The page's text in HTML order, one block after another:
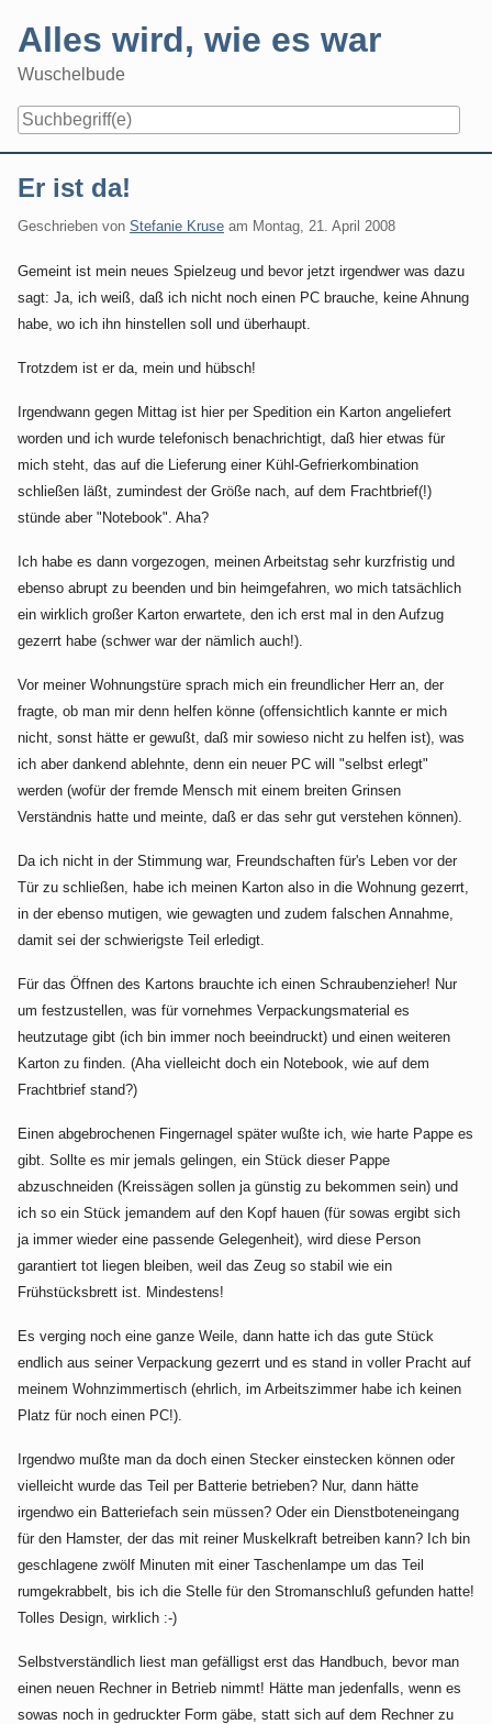
content
Alles wird, wie es war
Wuschelbude
Er ist da!
Geschrieben von Stefanie Kruse am Montag, 21. April 2008
Gemeint ist mein neues Spielzeug und bevor jetzt irgendwer was dazu
sagt: Ja, ich weiß, daß ich nicht noch einen PC brauche, keine Ahnung
habe, wo ich ihn hinstellen soll und überhaupt.
Trotzdem ist er da, mein und hübsch!
Irgendwann gegen Mittag ist hier per Spedition ein Karton angeliefert
worden und ich wurde telefonisch benachrichtigt, daß hier etwas für
mich steht, das auf die Lieferung einer Kühl-Gefrierkombination
schließen läßt, zumindest der Größe nach, auf dem Frachtbrief(!)
stünde aber "Notebook". Aha?
Ich habe es dann vorgezogen, meinen Arbeitstag sehr kurzfristig und
ebenso abrupt zu beenden und bin heimgefahren, wo mich tatsächlich
ein wirklich großer Karton erwartete, den ich erst mal in den Aufzug
gezerrt habe (schwer war der nämlich auch!).
Vor meiner Wohnungstüre sprach mich ein freundlicher Herr an, der
fragte, ob man mir denn helfen könne (offensichtlich kannte er mich
nicht, sonst hätte er gewußt, daß mir sowieso nicht zu helfen ist), was
ich aber dankend ablehnte, denn ein neuer PC will "selbst erlegt"
werden (wofür der fremde Mensch mit einem breiten Grinsen
Verständnis hatte und meinte, daß er das sehr gut verstehen können).
Da ich nicht in der Stimmung war, Freundschaften für's Leben vor der
Tür zu schließen, habe ich meinen Karton also in die Wohnung gezerrt,
in der ebenso mutigen, wie gewagten und zudem falschen Annahme,
damit sei der schwierigste Teil erledigt.
Für das Öffnen des Kartons brauchte ich einen Schraubenzieher! Nur
um festzustellen, was für vornehmes Verpackungsmaterial es
heutzutage gibt (ich bin immer noch beeindruckt) und einen weiteren
Karton zu finden. (Aha vielleicht doch ein Notebook, wie auf dem
Frachtbrief stand?)
Einen abgebrochenen Fingernagel später wußte ich, wie harte Pappe es
gibt. Sollte es mir jemals gelingen, ein Stück dieser Pappe
abzuschneiden (Kreissägen sollen ja günstig zu bekommen sein) und
ich so ein Stück jemandem auf den Kopf hauen (für sowas ergibt sich
ja immer wieder eine passende Gelegenheit), wird diese Person
garantiert tot liegen bleiben, weil das Zeug so stabil wie ein
Frühstücksbrett ist. Mindestens!
Es verging noch eine ganze Weile, dann hatte ich das gute Stück
endlich aus seiner Verpackung gezerrt und es stand in voller Pracht auf
meinem Wohnzimmertisch (ehrlich, im Arbeitszimmer habe ich keinen
Platz für noch einen PC!).
Irgendwo mußte man da doch einen Stecker einstecken können oder
vielleicht wurde das Teil per Batterie betrieben? Nur, dann hätte
irgendwo ein Batteriefach sein müssen? Oder ein Dienstboteneingang
für den Hamster, der das mit reiner Muskelkraft betreiben kann? Ich bin
geschlagene zwölf Minuten mit einer Taschenlampe um das Teil
rumgekrabbelt, bis ich die Stelle für den Stromanschluß gefunden hatte!
Tolles Design, wirklich :-)
Selbstverständlich liest man gefälligst erst das Handbuch, bevor man
einen neuen Rechner in Betrieb nimmt! Hätte man jedenfalls, wenn es
sowas noch in gedruckter Form gäbe, statt sich auf dem Rechner zu